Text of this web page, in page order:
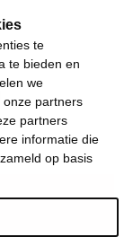
te
te bieden en
we
onze partners
partners
informatie die
op basis